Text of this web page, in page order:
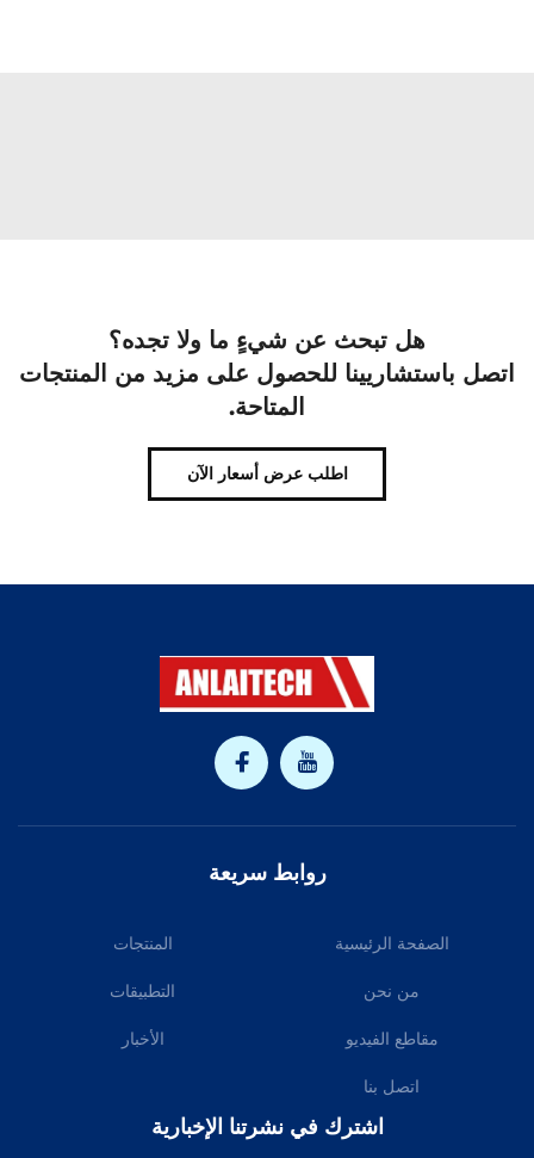
هل تبحث عن شيءٍ ما ولا تجده؟
اتصل باستشاريينا للحصول على مزيد من المنتجات
المتاحة.
اطلب عرض أسعار الآن
روابط سريعة
الصفحة الرئيسية المنتجات
من نحن التطبيقات
مقاطع الفيديو الأخبار
اتصل بنا
اشترك في نشرتنا الإخبارية